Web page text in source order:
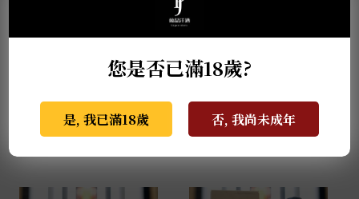
麥卡倫THE RED
COLLECTION 50年
0.7L
格蘭蓋瑞典藏特級單一
麥芽威士忌 0.7L
NT$940
您是否已滿18歲?
是, 我已滿18歲 否, 我尚未成年